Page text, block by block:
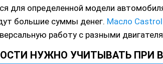
для определенной модели
большие суммы денег. Масло
работу с разными
НУЖНО УЧИТЫВАТЬ ПРИ